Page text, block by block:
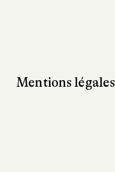
Mentions légales